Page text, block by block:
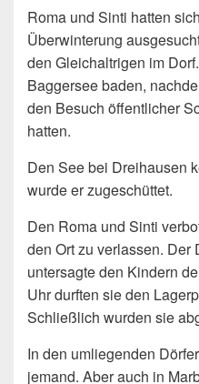
Roma und Sinti hatten
Überwinterung
den Gleichaltrigen im
Baggersee baden,
den Besuch öffentlicher
hatten.
Den See bei Dreihausen
wurde er zugeschüttet.
Den Roma und Sinti
den Ort zu verlassen.
untersagte den Kindern
Uhr durften sie den
Schließlich wurden sie
In den umliegenden
jemand. Aber auch in